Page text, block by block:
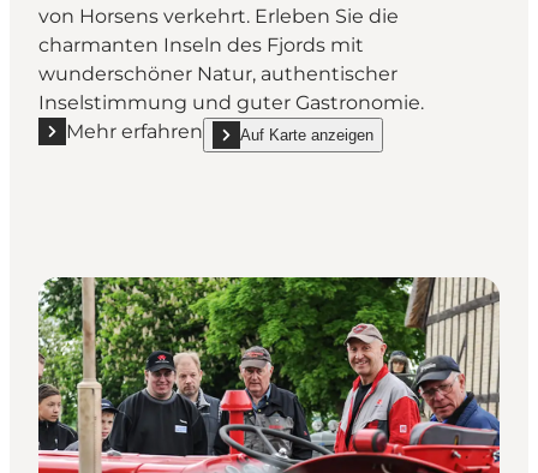
von Horsens verkehrt. Erleben Sie die
charmanten Inseln des Fjords mit
wunderschöner Natur, authentischer
Inselstimmung und guter Gastronomie.
Mehr erfahren
Mehr erfahren "Die Fahrradfähre Alrø-Hjarnø"
Auf Karte anzeigen
show Die Fahrradfähre Alrø-Hjarnø on_map